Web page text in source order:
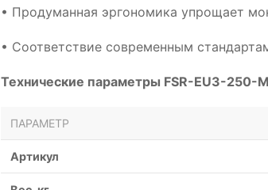
• Продуманная эргономика упрощает
• Соответствие современным
Технические параметры FSR-EU3-250-
ПАРАМЕТР
Артикул